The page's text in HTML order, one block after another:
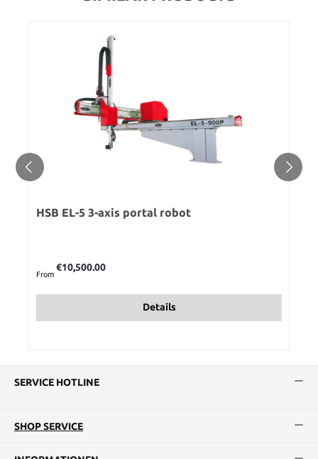
HSB EL-5 3-axis portal robot
From
€10,500.00
Details
SERVICE HOTLINE
SHOP SERVICE